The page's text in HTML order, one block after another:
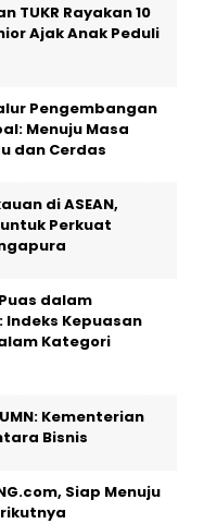
TUKR Rayakan 10
Ajak Anak Peduli
Pengembangan
Menuju Masa
dan Cerdas
di ASEAN,
Perkuat
dalam
Indeks Kepuasan
Kategori
Kementerian
Bisnis
Siap Menuju